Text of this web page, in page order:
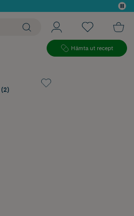
Hämta ut recept
(2)